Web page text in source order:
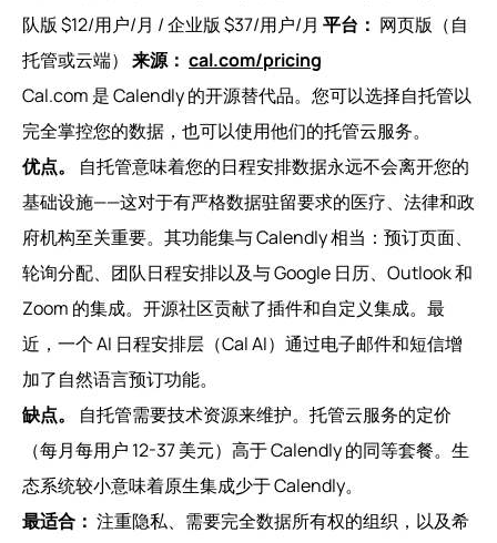
队版 $12/用户/月 / 企业版 $37/用户/月 平台： 网页版（自
托管或云端） 来源： cal.com/pricing
Cal.com 是 Calendly 的开源替代品。您可以选择自托管以
完全掌控您的数据，也可以使用他们的托管云服务。
优点。
自托管意味着您的日程安排数据永远不会离开您的
基础设施——这对于有严格数据驻留要求的医疗、法律和政
府机构至关重要。其功能集与 Calendly 相当：预订页面、
轮询分配、团队日程安排以及与 Google 日历、Outlook 和
Zoom 的集成。开源社区贡献了插件和自定义集成。最
近，一个 AI 日程安排层（Cal AI）通过电子邮件和短信增
加了自然语言预订功能。
缺点。
自托管需要技术资源来维护。托管云服务的定价
（每月每用户 12-37 美元）高于 Calendly 的同等套餐。生
态系统较小意味着原生集成少于 Calendly。
最适合： 注重隐私、需要完全数据所有权的组织，以及希